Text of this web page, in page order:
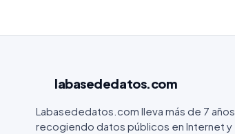
labasededatos.com
Labasededatos.com lleva más de 7 años
recogiendo datos públicos en Internet y